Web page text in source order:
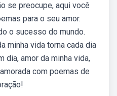
se preocupe, aqui você
para o seu amor.
o sucesso do mundo.
minha vida torna cada dia
dia, amor da minha vida,
com poemas de